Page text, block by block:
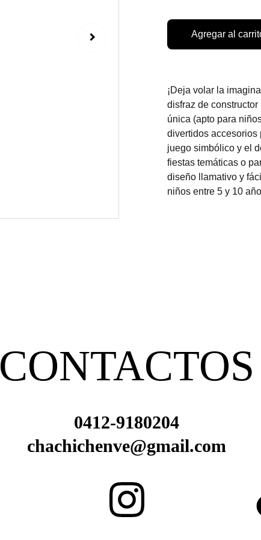
Agregar al
¡Deja volar la
disfraz de
única (apto para
divertidos accesorios
juego simbólico y el
fiestas temáticas o
diseño llamativo y
niños entre 5 y 10
CONTACTOS
0412-9180204
chachichenve@gmail.com